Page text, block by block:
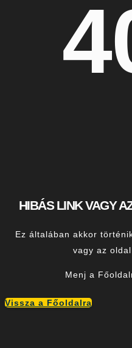
HIBÁS LINK VAGY
Ez általában akkor
vagy az
Menj a
Vissza a Főoldalra